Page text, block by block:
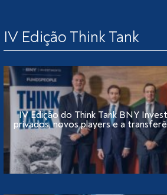
IV Edição Think Tank
IV Edição do Think Tank BNY
privados, novos players e a